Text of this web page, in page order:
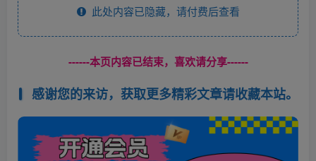
此处内容已隐藏，请付费后查看
------本页内容已结束，喜欢请分享------
感谢您的来访，获取更多精彩文章请收藏本站。